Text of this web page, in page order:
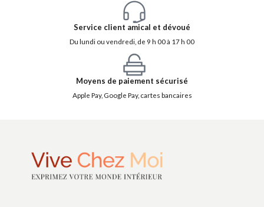
Service client amical et dévoué
Du lundi ou vendredi, de 9 h 00 à 17 h 00
Moyens de paiement sécurisé
Apple Pay, Google Pay, cartes bancaires